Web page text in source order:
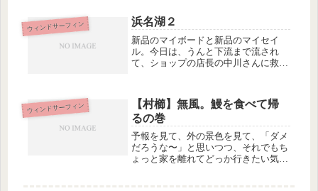
新舞子です。ウィンドサーフィンって
いうのはご存知かもしれませんが、サ
ー...
ウィンドサーフィン 浜名湖２
新品のマイボードと新品のマイセイ
ル。今日は、うんと下流まで流され
て、ショップの店長の中川さんに救助
りに、たくさん取った人から分けても
らったりしていました。あまりウィン
ドサー...
ウィンドサーフィン
【村櫛】無風。鰻を食べて帰
るの巻
予報を見て、外の景色を見て、「ダメ
だろうな〜」と思いつつ、それでもち
ょっと家を離れてどっか行きたい気分